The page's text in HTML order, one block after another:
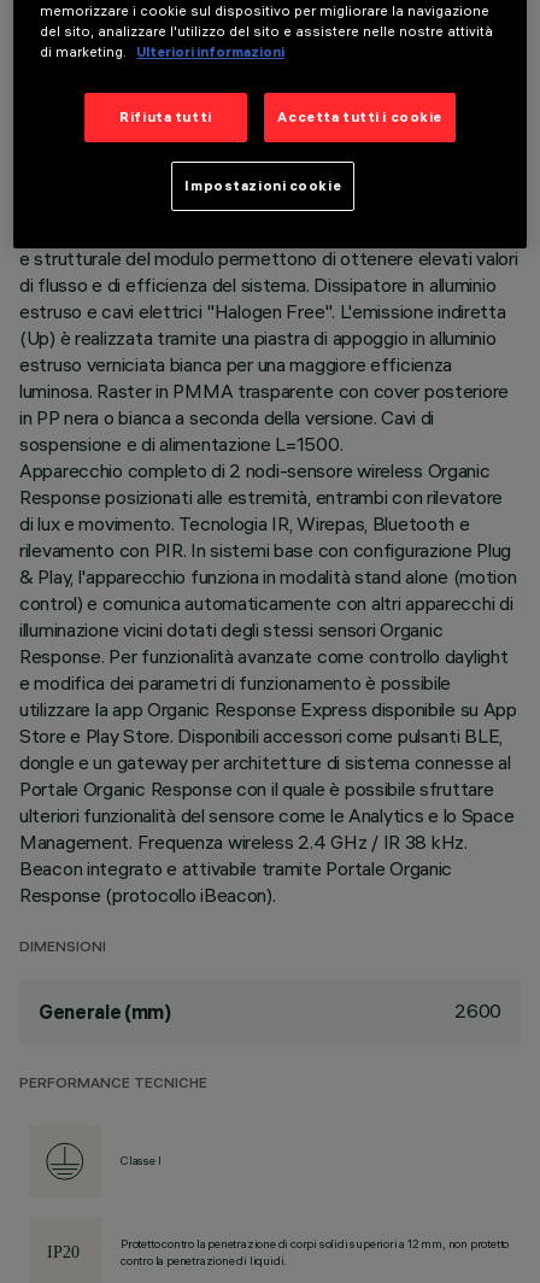
Corpo illuminante sospensione Stand Alone con nodo sensore
integrato Organic Response. Il prodotto è composto da un
Piastra LED 3500K CRI90 ad emissione diretta (Down) e
indiretta (Up). Versione Low Output (LO) con emissione a
videoterminali (UGR<19). Ottica Space Opti-Diamond
disponibile sia in versione con Cover Bianca (Bianco
e strutturale del modulo permettono di ottenere elevati valori
di flusso e di efficienza del sistema. Dissipatore in alluminio
estruso e cavi elettrici "Halogen Free". L'emissione indiretta
(Up) è realizzata tramite una piastra di appoggio in alluminio
estruso verniciata bianca per una maggiore efficienza
luminosa. Raster in PMMA trasparente con cover posteriore
in PP nera o bianca a seconda della versione. Cavi di
sospensione e di alimentazione L=1500.
Apparecchio completo di 2 nodi-sensore wireless Organic
Response posizionati alle estremità, entrambi con rilevatore
di lux e movimento. Tecnologia IR, Wirepas, Bluetooth e
rilevamento con PIR. In sistemi base con configurazione Plug
& Play, l'apparecchio funziona in modalità stand alone (motion
control) e comunica automaticamente con altri apparecchi di
illuminazione vicini dotati degli stessi sensori Organic
Response. Per funzionalità avanzate come controllo daylight
e modifica dei parametri di funzionamento è possibile
utilizzare la app Organic Response Express disponibile su App
Store e Play Store. Disponibili accessori come pulsanti BLE,
dongle e un gateway per architetture di sistema connesse al
Portale Organic Response con il quale è possibile sfruttare
ulteriori funzionalità del sensore come le Analytics e lo Space
Management. Frequenza wireless 2.4 GHz / IR 38 kHz.
Beacon integrato e attivabile tramite Portale Organic
Response (protocollo iBeacon).
DIMENSIONI
Generale (mm) 2600
PERFORMANCE TECNICHE
Classe I
Protetto contro la penetrazione di corpi solidi superiori a 12 mm, non protetto
contro la penetrazione di liquidi.
memorizzare i cookie sul dispositivo per migliorare la navigazione
del sito, analizzare l'utilizzo del sito e assistere nelle nostre attività
di marketing. Ulteriori informazioni
Rifiuta tutti Accetta tutti i cookie
Impostazioni cookie